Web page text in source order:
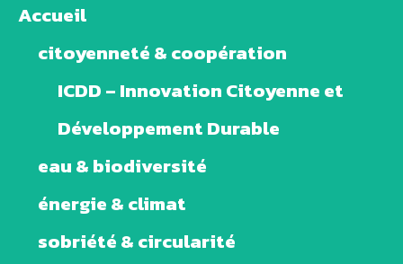
Accueil
citoyenneté & coopération
ICDD – Innovation Citoyenne et
Développement Durable
eau & biodiversité
énergie & climat
sobriété & circularité